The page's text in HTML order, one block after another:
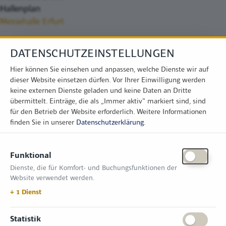
Hallenplan
Messehalle Erfurt
Zimper Media GmbH
Reinhardtstr. 31, 10117 Berlin
Tel.: +49 (0) 30 814 50 12 600
office@kommunal.de
ÖFFNUNGSZEITEN MESSE
DATENSCHUTZEINSTELLUNGEN
Hier können Sie einsehen und anpassen, welche Dienste wir auf
dieser Website einsetzen dürfen. Vor Ihrer Einwilligung werden
keine externen Dienste geladen und keine Daten an Dritte
übermittelt. Einträge, die als „Immer aktiv" markiert sind, sind
für den Betrieb der Website erforderlich. Weitere Informationen
finden Sie in unserer Datenschutzerklärung.
Funktional
Dienste, die für Komfort- und Buchungsfunktionen der
Website verwendet werden.
↓ 1 Dienst
Statistik